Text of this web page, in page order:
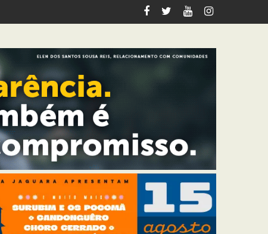
Itabirito